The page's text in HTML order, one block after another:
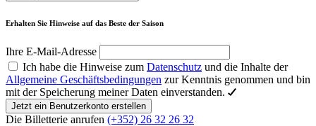
Erhalten Sie Hinweise auf das Beste der Saison
Ihre E-Mail-Adresse
Ich habe die Hinweise zum Datenschutz und die Inhalte der
Allgemeine Geschäftsbedingungen zur Kenntnis genommen und bin
mit der Speicherung meiner Daten einverstanden.
Jetzt ein Benutzerkonto erstellen
Die Billetterie anrufen (+352) 26 32 26 32